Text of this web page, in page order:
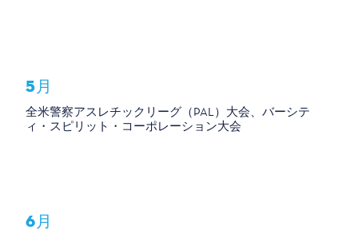
5月
全米警察アスレチックリーグ（PAL）大会、バーシテ
ィ・スピリット・コーポレーション大会
6月